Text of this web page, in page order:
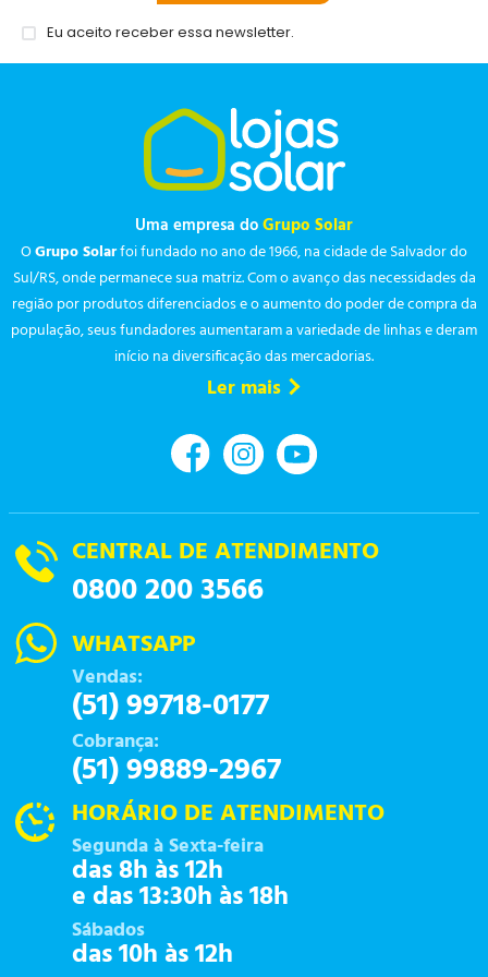
Eu aceito receber essa newsletter.
Uma empresa doGrupo Solar
OGrupo Solarfoi fundado no ano de 1966, na cidade de Salvador do
Sul/RS, onde permanece sua matriz. Com o avanço das necessidades da
região por produtos diferenciados e o aumento do poder de compra da
população, seus fundadores aumentaram a variedade de linhas e deram
início na diversificação das mercadorias.
Ler mais
CENTRAL DE ATENDIMENTO
0800 200 3566
WHATSAPP
Vendas:
(51) 99718-0177
Cobrança:
(51) 99889-2967
HORÁRIO DE ATENDIMENTO
Segunda à Sexta-feira
das 8h às 12h
e das 13:30h às 18h
Sábados
das 10h às 12h